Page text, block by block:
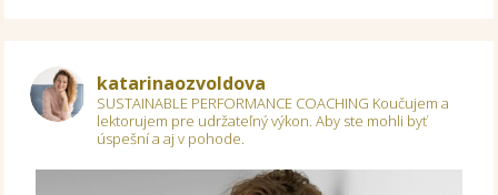
katarinaozvoldova
SUSTAINABLE PERFORMANCE COACHING Koučujem a
lektorujem pre udržateľný výkon.Aby ste mohli byť
úspešní a aj v pohode.